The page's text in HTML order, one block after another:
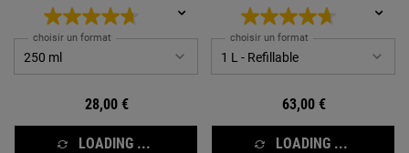
choisir un format
28,00 €
LOADING ...
choisir un format
63,00 €
LOADING ...